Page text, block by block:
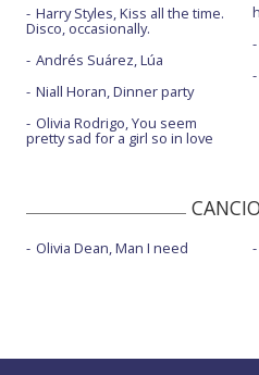
Harry Styles, Kiss all the time.
Disco, occasionally.
Andrés Suárez, Lúa
Niall Horan, Dinner party
Olivia Rodrigo, You seem
pretty sad for a girl so in love
Olivia Dean, Man I need